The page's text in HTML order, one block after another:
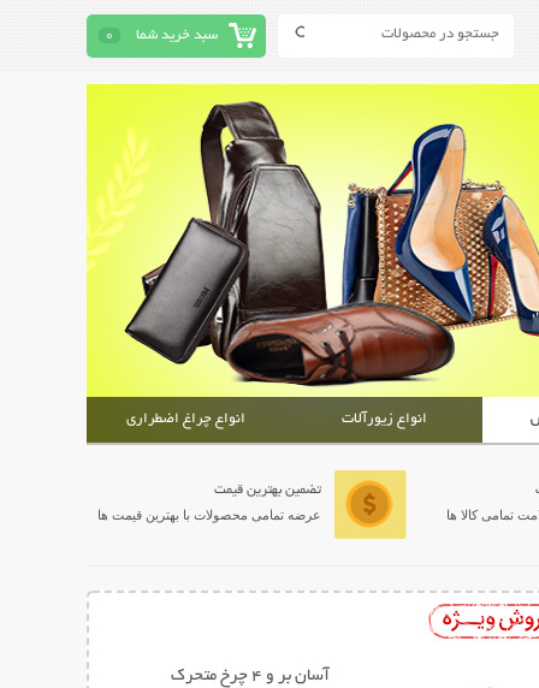
سبد خرید شما 0
انواع زیورآلات انواع چراغ اضطراری
تمامی کالا ها
تضمین بهترین قیمت
عرضه تمامی محصولات با بهترین قیمت ها
میله تناسب اندام ایزی کرو Easy Curves